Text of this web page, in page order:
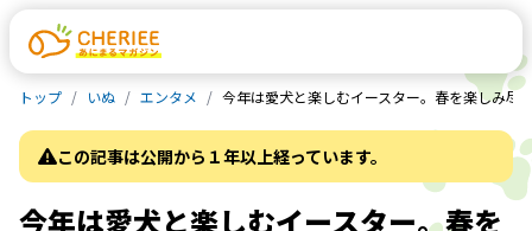
トップ いぬ エンタメ 今年は愛犬と楽しむイースター。春を楽しみ尽
この記事は公開から１年以上経っています。
今年は愛犬と楽しむイースター。春を